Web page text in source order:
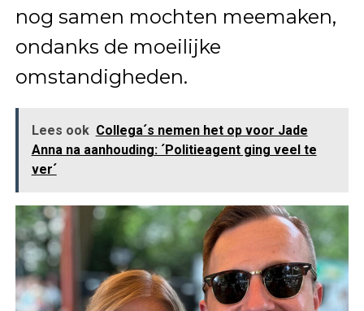
nog samen mochten meemaken,
ondanks de moeilijke
omstandigheden.
Lees ook Collega´s nemen het op voor Jade
Anna na aanhouding: ´Politieagent ging veel te
ver´